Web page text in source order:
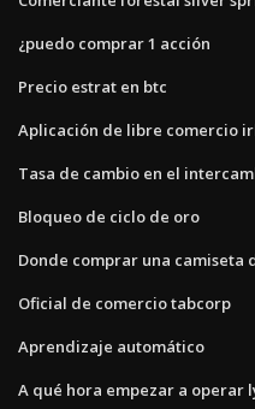
¿puedo comprar 1 acción
Precio estrat en btc
Aplicación de libre comercio
Tasa de cambio en el
Bloqueo de ciclo de oro
Donde comprar una camiseta
Oficial de comercio tabcorp
Aprendizaje automático
A qué hora empezar a operar